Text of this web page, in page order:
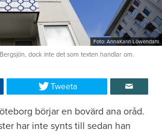
Foto: AnnaKarin Löwendahl
dock inte det som texten handlar om.
Tweeta
börjar en bovärd ana oråd.
har inte synts till sedan han